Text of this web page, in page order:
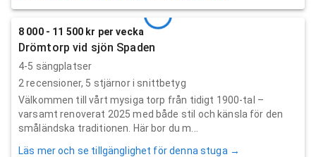
8 000 - 11 500 kr per vecka
Drömtorp vid sjön Spaden
4-5 sängplatser
2 recensioner, 5 stjärnor i snittbetyg
Välkommen till vårt mysiga torp från tidigt 1900-tal –
varsamt renoverat 2025 med både stil och känsla för den
småländska traditionen. Här bor du m...
Läs mer och se tillgänglighet för denna stuga →